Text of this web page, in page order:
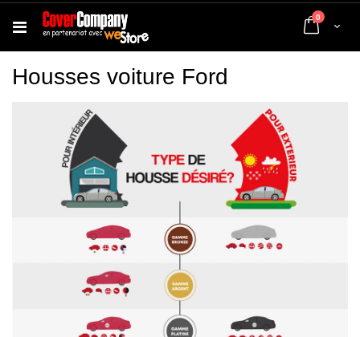
Cart
0 articles
Housses voiture Ford